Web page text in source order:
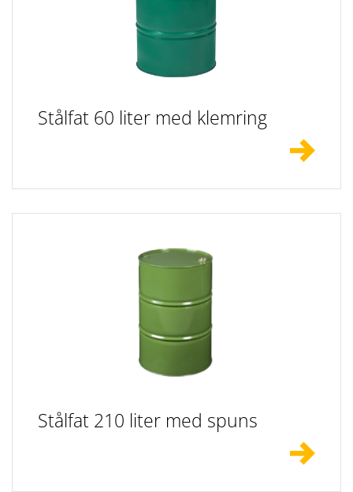
Stålfat 60 liter med klemring
Stålfat 210 liter med spuns